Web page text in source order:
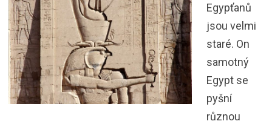
Egypťanů
jsou velmi
staré. On
samotný
Egypt se
pyšní
různou